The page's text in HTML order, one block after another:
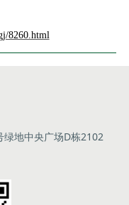
8260.html
地中央广场D栋2102